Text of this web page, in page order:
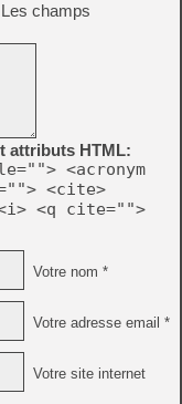
Les champs
attributs HTML:
<acronym
<cite>
<i> <q cite="">
Votre nom *
Votre adresse email *
Votre site internet